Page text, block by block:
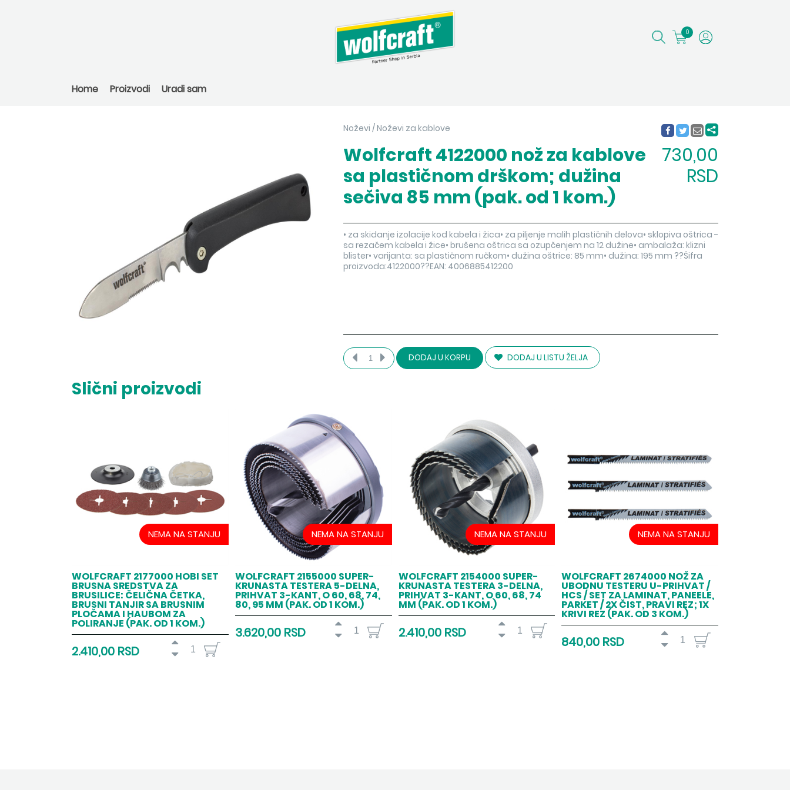
0
Home Proizvodi Uradi sam
Noževi /Noževi za kablove
Wolfcraft 4122000 nož za kablove
sa plastičnom drškom; dužina
sečiva 85 mm (pak. od 1 kom.)
730,00
RSD
• za skidanje izolacije kod kabela i žica• za piljenje malih plastičnih delova• sklopiva oštrica -
sa rezačem kabela i žice• brušena oštrica sa ozupčenjem na 12 dužine• ambalaža: klizni
blister• varijanta: sa plastičnom ručkom• dužina oštrice: 85 mm• dužina: 195 mm ??Šifra
proizvoda:4122000??EAN: 4006885412200
DODAJ U KORPU DODAJ U LISTU ŽELJA
Slični proizvodi
NEMA NA STANJU
WOLFCRAFT 2177000 HOBI SET
BRUSNA SREDSTVA ZA
BRUSILICE: ČELIČNA ČETKA,
BRUSNI TANJIR SA BRUSNIM
PLOČAMA I HAUBOM ZA
POLIRANJE (PAK. OD 1 KOM.)
2.410,00 RSD
NEMA NA STANJU
WOLFCRAFT 2155000 SUPER-
KRUNASTA TESTERA 5-DELNA,
PRIHVAT 3-KANT, O 60, 68, 74,
80, 95 MM (PAK. OD 1 KOM.)
3.620,00 RSD
NEMA NA STANJU
WOLFCRAFT 2154000 SUPER-
KRUNASTA TESTERA 3-DELNA,
PRIHVAT 3-KANT, O 60, 68, 74
MM (PAK. OD 1 KOM.)
2.410,00 RSD
NEMA NA STANJU
WOLFCRAFT 2674000 NOŽ ZA
UBODNU TESTERU U-PRIHVAT /
HCS / SET ZA LAMINAT, PANEELE,
PARKET / 2X ČIST, PRAVI REZ; 1X
KRIVI REZ (PAK. OD 3 KOM.)
840,00 RSD